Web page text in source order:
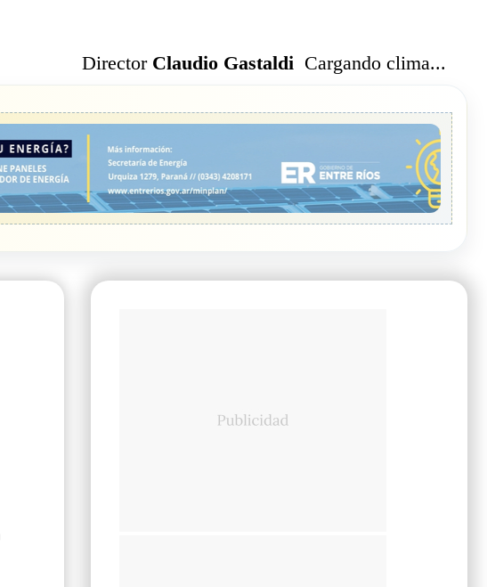
Director Claudio Gastaldi Cargando clima...